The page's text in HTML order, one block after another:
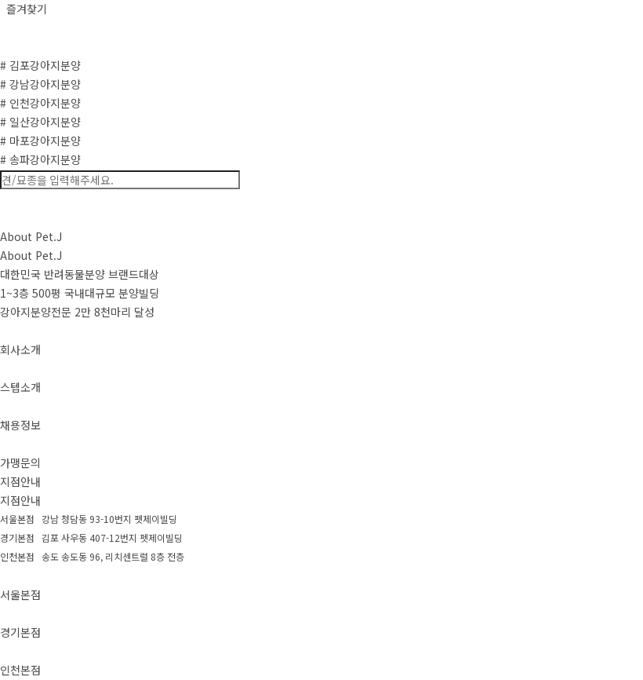
즐겨찾기
# 김포강아지분양
# 강남강아지분양
# 인천강아지분양
# 일산강아지분양
# 마포강아지분양
# 송파강아지분양
About Pet.J
About Pet.J
대한민국 반려동물분양 브랜드대상
1~3층 500평 국내대규모 분양빌딩
강아지분양전문 2만 8천마리 달성
회사소개
스텝소개
채용정보
가맹문의
지점안내
지점안내
서울본점 강남 청담동 93-10번지 펫제이빌딩
경기본점 김포 사우동 407-12번지 펫제이빌딩
인천본점 송도 송도동 96, 리치센트럴 8층 전층
서울본점
경기본점
인천본점